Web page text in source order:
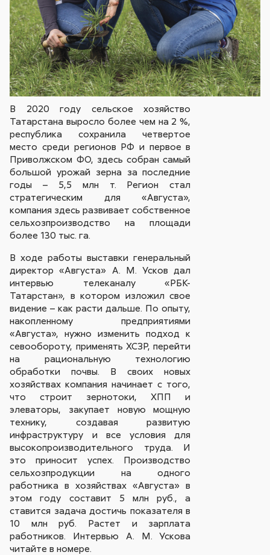
В 2020 году сельское хозяйство
Татарстана выросло более чем на 2 %,
республика сохранила четвертое
место среди регионов РФ и первое в
Приволжском ФО, здесь собран самый
большой урожай зерна за последние
годы – 5,5 млн т. Регион стал
стратегическим для «Августа»,
компания здесь развивает собственное
сельхозпроизводство на площади
более 130 тыс. га.
В ходе работы выставки генеральный
директор «Августа» А. М. Усков дал
интервью телеканалу «РБК-
Татарстан», в котором изложил свое
видение – как расти дальше. По опыту,
накопленному предприятиями
«Августа», нужно изменить подход к
севообороту, применять ХСЗР, перейти
на рациональную технологию
обработки почвы. В своих новых
хозяйствах компания начинает с того,
что строит зернотоки, ХПП и
элеваторы, закупает новую мощную
технику, создавая развитую
инфраструктуру и все условия для
высокопроизводительного труда. И
это приносит успех. Производство
сельхозпродукции на одного
работника в хозяйствах «Августа» в
этом году составит 5 млн руб., а
ставится задача достичь показателя в
10 млн руб. Растет и зарплата
работников. Интервью А. М. Ускова
читайте в номере.